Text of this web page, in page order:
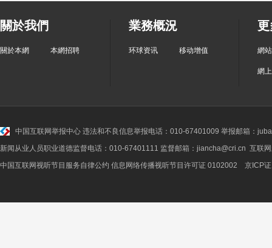
關於我們
關於本網 本網招聘
業務概況
环球资讯 移动增值 網
網
中国互联网举报中心 违法和不良信息举报电话：010-67401009 举报邮箱：
新闻从业人员职业道德监督电话：010-67401111 监督邮箱：jiancha@cri.cn 互联
中国互联网视听节目服务自律公约 信息网络传播视听节目许可证 0102002 京ICP